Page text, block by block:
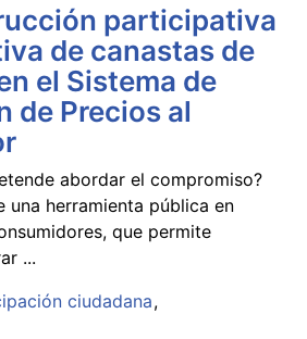
participativa
de canastas de
el Sistema de
de Precios al
abordar el compromiso?
una herramienta pública en
que permite
...
ciudadana